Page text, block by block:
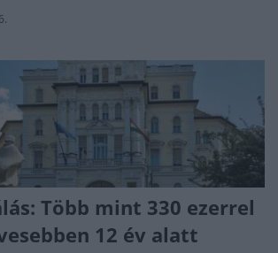
Több mint 330 ezerrel
12 év alatt